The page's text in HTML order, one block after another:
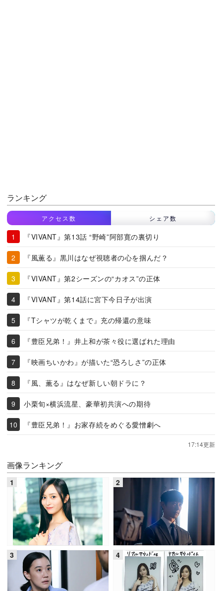
ランキング
アクセス数 シェア数
『VIVANT』第13話 “野崎”阿部寛の裏切り
『風薫る』黒川はなぜ視聴者の心を掴んだ？
『VIVANT』第2シーズンの“カオス”の正体
『VIVANT』第14話に宮下今日子が出演
『Tシャツが乾くまで』充の帰還の意味
『豊臣兄弟！』井上和が茶々役に選ばれた理由
『映画ちいかわ』が描いた“恐ろしさ”の正体
『風、薫る』はなぜ新しい朝ドラに？
小栗旬×横浜流星、豪華初共演への期待
『豊臣兄弟！』お家存続をめぐる愛憎劇へ
17:14更新
画像ランキング